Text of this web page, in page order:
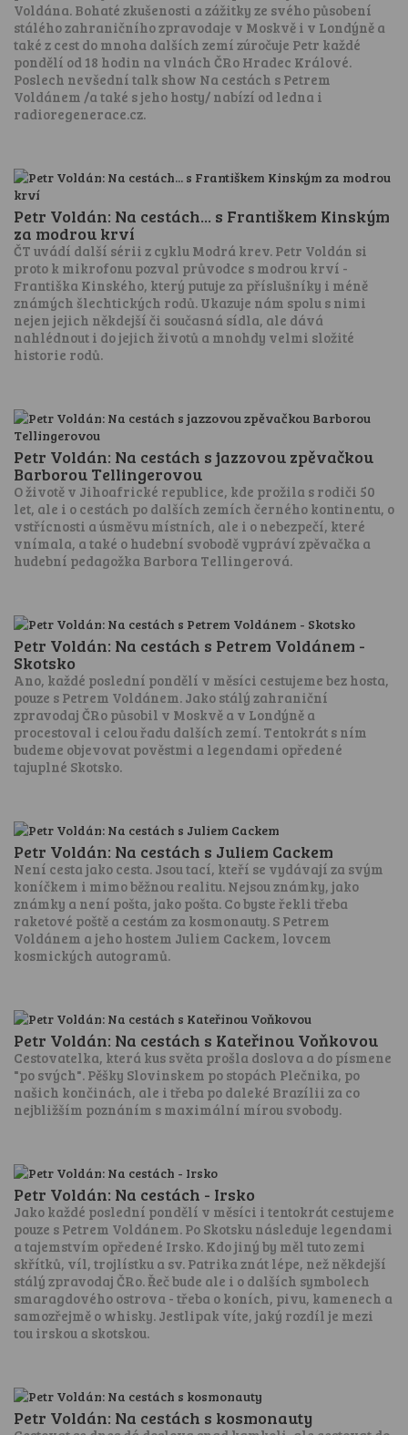
Voldána. Bohaté zkušenosti a zážitky ze svého působení
stálého zahraničního zpravodaje v Moskvě i v Londýně a
také z cest do mnoha dalších zemí zúročuje Petr každé
pondělí od 18 hodin na vlnách ČRo Hradec Králové.
Poslech nevšední talk show Na cestách s Petrem
Voldánem /a také s jeho hosty/ nabízí od ledna i
radioregenerace.cz.
Petr Voldán: Na cestách... s Františkem Kinským
za modrou krví
ČT uvádí další sérii z cyklu Modrá krev. Petr Voldán si
proto k mikrofonu pozval průvodce s modrou krví -
Františka Kinského, který putuje za příslušníky i méně
známých šlechtických rodů. Ukazuje nám spolu s nimi
nejen jejich někdejší či současná sídla, ale dává
nahlédnout i do jejich životů a mnohdy velmi složité
historie rodů.
Petr Voldán: Na cestách s jazzovou zpěvačkou
Barborou Tellingerovou
O životě v Jihoafrické republice, kde prožila s rodiči 50
let, ale i o cestách po dalších zemích černého kontinentu, o
vstřícnosti a úsměvu místních, ale i o nebezpečí, které
vnímala, a také o hudební svobodě vypráví zpěvačka a
hudební pedagožka Barbora Tellingerová.
Petr Voldán: Na cestách s Petrem Voldánem -
Skotsko
Ano, každé poslední pondělí v měsíci cestujeme bez hosta,
pouze s Petrem Voldánem. Jako stálý zahraniční
zpravodaj ČRo působil v Moskvě a v Londýně a
procestoval i celou řadu dalších zemí. Tentokrát s ním
budeme objevovat pověstmi a legendami opředené
tajuplné Skotsko.
Petr Voldán: Na cestách s Juliem Cackem
Není cesta jako cesta. Jsou tací, kteří se vydávají za svým
koníčkem i mimo běžnou realitu. Nejsou známky, jako
známky a není pošta, jako pošta. Co byste řekli třeba
raketové poště a cestám za kosmonauty. S Petrem
Voldánem a jeho hostem Juliem Cackem, lovcem
kosmických autogramů.
Petr Voldán: Na cestách s Kateřinou Voňkovou
Cestovatelka, která kus světa prošla doslova a do písmene
"po svých". Pěšky Slovinskem po stopách Plečnika, po
našich končinách, ale i třeba po daleké Brazílii za co
nejbližším poznáním s maximální mírou svobody.
Petr Voldán: Na cestách - Irsko
Jako každé poslední pondělí v měsíci i tentokrát cestujeme
pouze s Petrem Voldánem. Po Skotsku následuje legendami
a tajemstvím opředené Irsko. Kdo jiný by měl tuto zemi
skřítků, víl, trojlístku a sv. Patrika znát lépe, než někdejší
stálý zpravodaj ČRo. Řeč bude ale i o dalších symbolech
smaragdového ostrova - třeba o koních, pivu, kamenech a
samozřejmě o whisky. Jestlipak víte, jaký rozdíl je mezi
tou irskou a skotskou.
Petr Voldán: Na cestách s kosmonauty